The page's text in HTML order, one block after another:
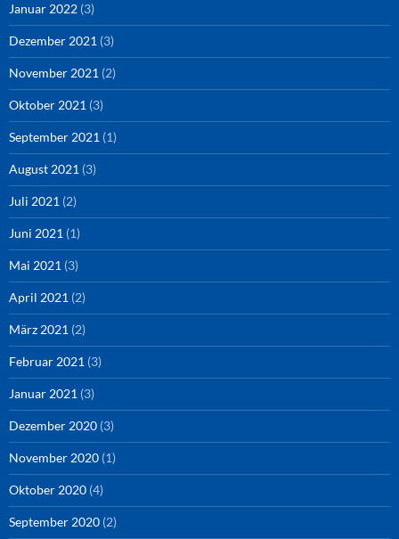
Januar 2022 (3)
Dezember 2021 (3)
November 2021 (2)
Oktober 2021 (3)
September 2021 (1)
August 2021 (3)
Juli 2021 (2)
Juni 2021 (1)
Mai 2021 (3)
April 2021 (2)
März 2021 (2)
Februar 2021 (3)
Januar 2021 (3)
Dezember 2020 (3)
November 2020 (1)
Oktober 2020 (4)
September 2020 (2)